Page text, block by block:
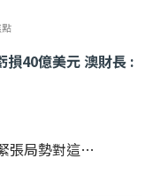
損40億美元 澳財長 :
張局勢對這…